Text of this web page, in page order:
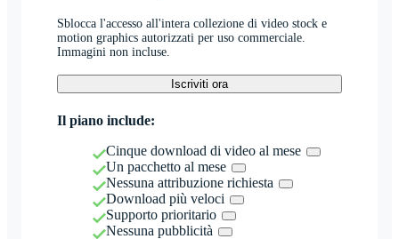
Sblocca l'accesso all'intera collezione di video stock e
motion graphics autorizzati per uso commerciale.
Immagini non incluse.
Iscriviti ora
Il piano include:
Cinque download di video al mese
Un pacchetto al mese
Nessuna attribuzione richiesta
Download più veloci
Supporto prioritario
Nessuna pubblicità